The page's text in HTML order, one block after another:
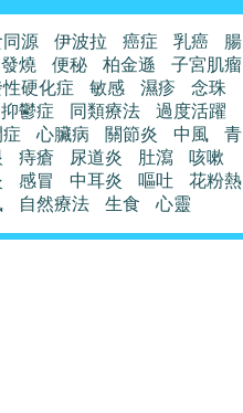
源 伊波拉 癌症 乳癌
腸
發燒
便秘 柏金遜
子宮肌瘤
硬化症
敏感 濕疹
念珠
抑鬱症
同類療法
過度活躍
心臟病 關節炎 中風
青
痔瘡 尿道炎 肚瀉
咳嗽
感冒 中耳炎 嘔吐
花粉熱
自然療法 生食 心靈